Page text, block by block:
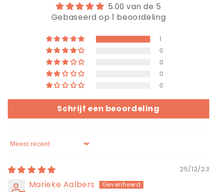
5.00 van de 5
Gebaseerd op 1 beoordeling
1
0
0
0
0
Schrijf een beoordeling
Sort by
25/12/23
Marieke Aalbers